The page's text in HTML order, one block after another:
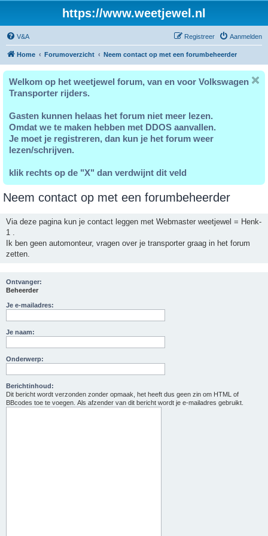
https://www.weetjewel.nl
V&A Aanmelden
Registreer
Home Forumoverzicht Neem contact op met een forumbeheerder
Welkom op het weetjewel forum, van en voor Volkswagen
Transporter rijders.
Gasten kunnen helaas het forum niet meer lezen.
Omdat we te maken hebben met DDOS aanvallen.
Je moet je registreren, dan kun je het forum weer
lezen/schrijven.
klik rechts op de "X" dan verdwijnt dit veld
Neem contact op met een forumbeheerder
Via deze pagina kun je contact leggen met Webmaster weetjewel = Henk-
1 .
Ik ben geen automonteur, vragen over je transporter graag in het forum
zetten.
Ontvanger:
Beheerder
Je e-mailadres:
Je naam:
Onderwerp:
Berichtinhoud:
Dit bericht wordt verzonden zonder opmaak, het heeft dus geen zin om HTML of
BBcodes toe te voegen. Als afzender van dit bericht wordt je e-mailadres gebruikt.